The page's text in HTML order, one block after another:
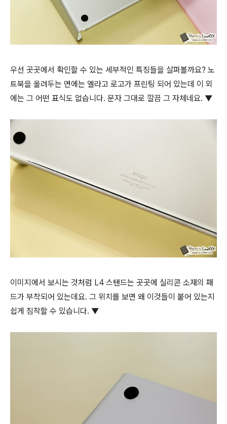
우선 곳곳에서 확인할 수 있는 세부적인 특징들을 살펴볼까요? 노
트북을 올려두는 면에는 엘라고 로고가 프린팅 되어 있는데 이 외
에는 그 어떤 표식도 없습니다. 문자 그대로 깔끔 그 자체네요. ▼
이미지에서 보시는 것처럼 L4 스탠드는 곳곳에 실리콘 소재의 패
드가 부착되어 있는데요. 그 위치를 보면 왜 이것들이 붙어 있는지
쉽게 짐작할 수 있습니다. ▼